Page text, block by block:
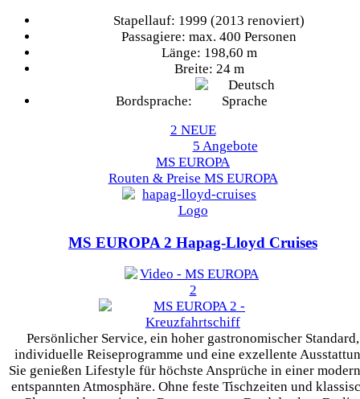
Stapellauf: 1999 (2013 renoviert)
Passagiere: max. 400 Personen
Länge: 198,60 m
Breite: 24 m
Bordsprache:
2 NEUE
5 Angebote
MS EUROPA
Routen & Preise MS EUROPA
MS EUROPA 2 Hapag-Lloyd Cruises
Persönlicher Service, ein hoher gastronomischer Standard,
individuelle Reiseprogramme und eine exzellente
Sie genießen Lifestyle für höchste Ansprüche in einer
entspannten Atmosphäre. Ohne feste Tischzeiten und